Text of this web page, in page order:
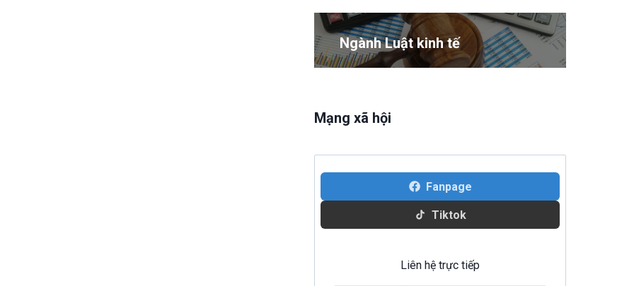
Ngành Luật kinh tế
Mạng xã hội
Fanpage
Tiktok
Liên hệ trực tiếp